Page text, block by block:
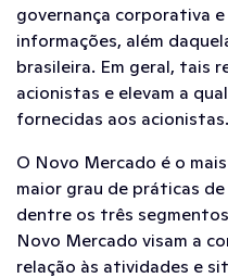
governança corporativa
informações, além
brasileira. Em geral, tais
acionistas e elevam a
fornecidas aos acionistas.
O Novo Mercado é o
maior grau de práticas
dentre os três
Novo Mercado visam a
relação às atividades e